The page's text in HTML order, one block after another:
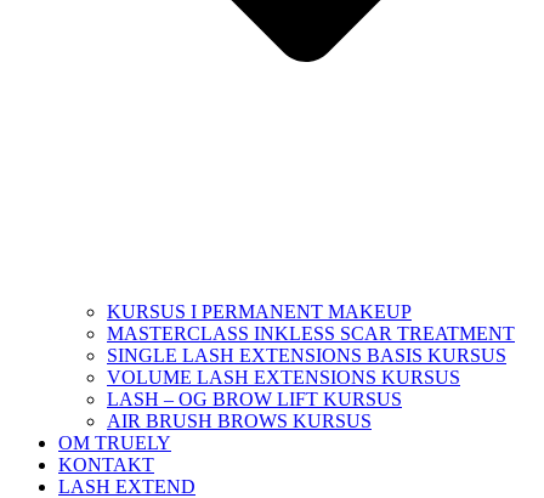
KURSUS I PERMANENT MAKEUP
MASTERCLASS INKLESS SCAR TREATMENT
SINGLE LASH EXTENSIONS BASIS KURSUS
VOLUME LASH EXTENSIONS KURSUS
LASH – OG BROW LIFT KURSUS
AIR BRUSH BROWS KURSUS
OM TRUELY
KONTAKT
LASH EXTEND